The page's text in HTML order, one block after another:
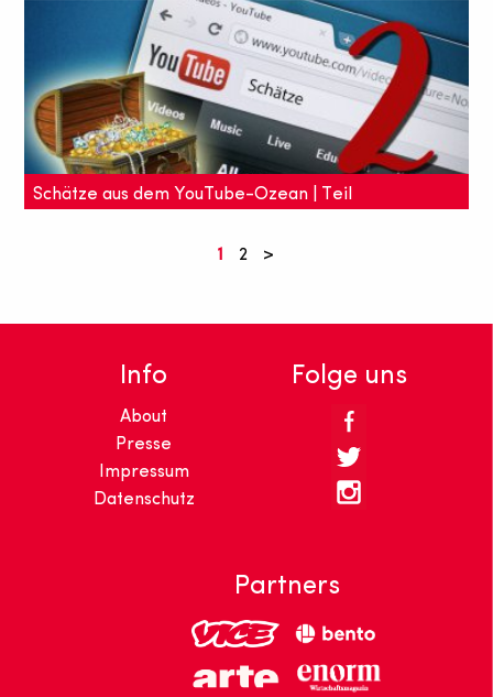
T2 Trainspotting von Danny Boyle läuft derzeit im
Wettbewerb der Berlinale 2017 und ist bereits seit
27. Januar im Kino.
Schätze aus dem YouTube-Ozean | Teil
1 2 >
Info
About
Presse
Impressum
Datenschutz
Folge uns
Partners